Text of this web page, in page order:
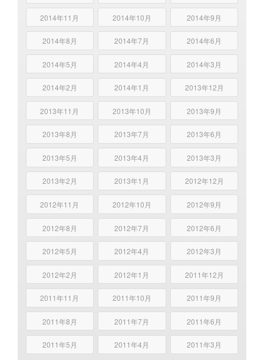
2014年11月 2014年10月 2014年9月
2014年8月 2014年7月 2014年6月
2014年5月 2014年4月 2014年3月
2014年2月 2014年1月 2013年12月
2013年11月 2013年10月 2013年9月
2013年8月 2013年7月 2013年6月
2013年5月 2013年4月 2013年3月
2013年2月 2013年1月 2012年12月
2012年11月 2012年10月 2012年9月
2012年8月 2012年7月 2012年6月
2012年5月 2012年4月 2012年3月
2012年2月 2012年1月 2011年12月
2011年11月 2011年10月 2011年9月
2011年8月 2011年7月 2011年6月
2011年5月 2011年4月 2011年3月